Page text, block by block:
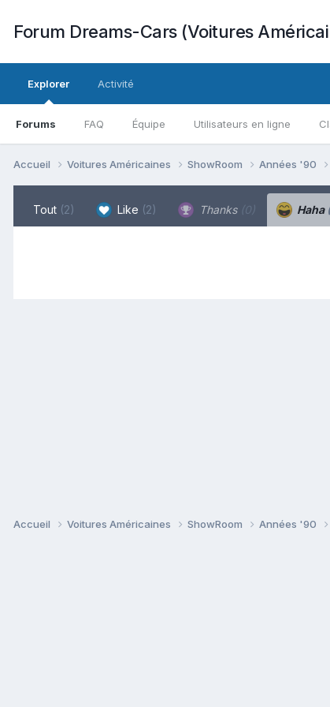
Forum Dreams-Cars (Voitures
Explorer
Forums FAQ Équipe Utilisateurs en ligne
Activité
Accueil Voitures Américaines ShowRoom Années '90
Tout (2) Like (2) Thanks (0) Haha
Accueil Voitures Américaines ShowRoom Années '90